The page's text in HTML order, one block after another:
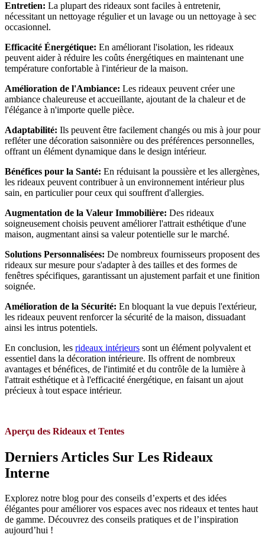
Entretien: La plupart des rideaux sont faciles à entretenir,
nécessitant un nettoyage régulier et un lavage ou un nettoyage à sec
occasionnel.
Efficacité Énergétique: En améliorant l'isolation, les rideaux
peuvent aider à réduire les coûts énergétiques en maintenant une
température confortable à l'intérieur de la maison.
Amélioration de l'Ambiance: Les rideaux peuvent créer une
ambiance chaleureuse et accueillante, ajoutant de la chaleur et de
l'élégance à n'importe quelle pièce.
Adaptabilité: Ils peuvent être facilement changés ou mis à jour pour
refléter une décoration saisonnière ou des préférences personnelles,
offrant un élément dynamique dans le design intérieur.
Bénéfices pour la Santé: En réduisant la poussière et les allergènes,
les rideaux peuvent contribuer à un environnement intérieur plus
sain, en particulier pour ceux qui souffrent d'allergies.
Augmentation de la Valeur Immobilière: Des rideaux
soigneusement choisis peuvent améliorer l'attrait esthétique d'une
maison, augmentant ainsi sa valeur potentielle sur le marché.
Solutions Personnalisées: De nombreux fournisseurs proposent des
rideaux sur mesure pour s'adapter à des tailles et des formes de
fenêtres spécifiques, garantissant un ajustement parfait et une finition
soignée.
Amélioration de la Sécurité: En bloquant la vue depuis l'extérieur,
les rideaux peuvent renforcer la sécurité de la maison, dissuadant
ainsi les intrus potentiels.
En conclusion, les rideaux intérieurs sont un élément polyvalent et
essentiel dans la décoration intérieure. Ils offrent de nombreux
avantages et bénéfices, de l'intimité et du contrôle de la lumière à
l'attrait esthétique et à l'efficacité énergétique, en faisant un ajout
précieux à tout espace intérieur.
Aperçu des Rideaux et Tentes
Derniers Articles Sur Les Rideaux
Interne
Explorez notre blog pour des conseils d’experts et des idées
élégantes pour améliorer vos espaces avec nos rideaux et tentes haut
de gamme. Découvrez des conseils pratiques et de l’inspiration
aujourd’hui !